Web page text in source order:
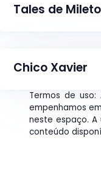
Tales de Mileto
Chico Xavier
Termos de
empenhamos
neste espaço.
conteúdo